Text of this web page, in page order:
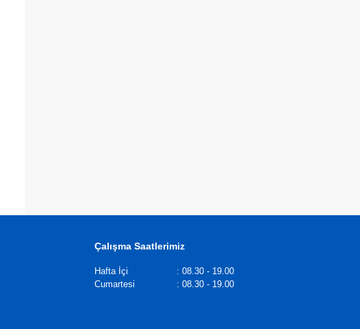
Çalışma Saatlerimiz
Hafta İçi : 08.30 - 19.00
Cumartesi
: 08.30 - 19.00